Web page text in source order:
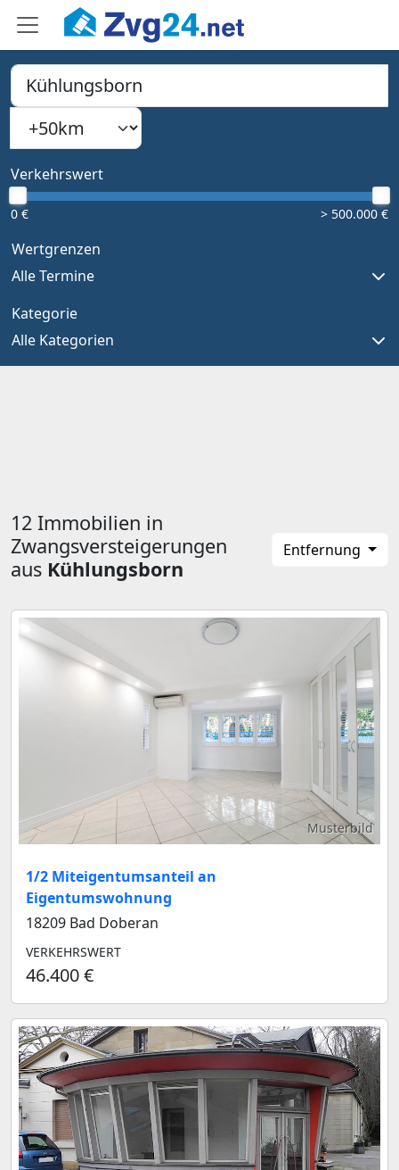
PLZ, Ort oder Bundesland
Type 1 or more characters for results.
Suchradius
Verkehrswert
0 € > 500.000 €
Wertgrenzen
Alle Termine
Kategorie
Alle Kategorien
12 Immobilien in
Zwangsversteigerungen
aus Kühlungsborn
Entfernung
Musterbild
1/2 Miteigentumsanteil an
Eigentumswohnung
18209 Bad Doberan
VERKEHRSWERT
46.400 €